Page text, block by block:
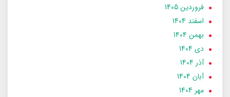
فروردین 1405
اسفند 1404
بهمن 1404
دی 1404
آذر 1404
آبان 1404
مهر 1404